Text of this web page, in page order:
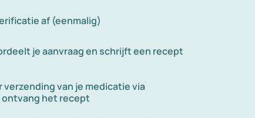
af (eenmalig)
je aanvraag en schrijft een recept
verzending van je medicatie via
ontvang het recept